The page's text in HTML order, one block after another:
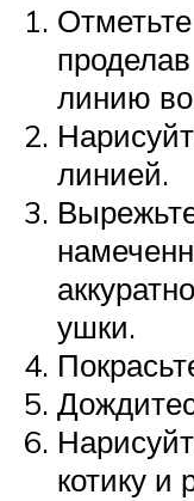
линию
линией.
ушки.
котику и